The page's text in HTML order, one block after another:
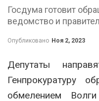
Госдума готовит
ведомство и
Опубликовано Ноя 2, 2023
Депутаты
Генпрокуратуру
обмелением